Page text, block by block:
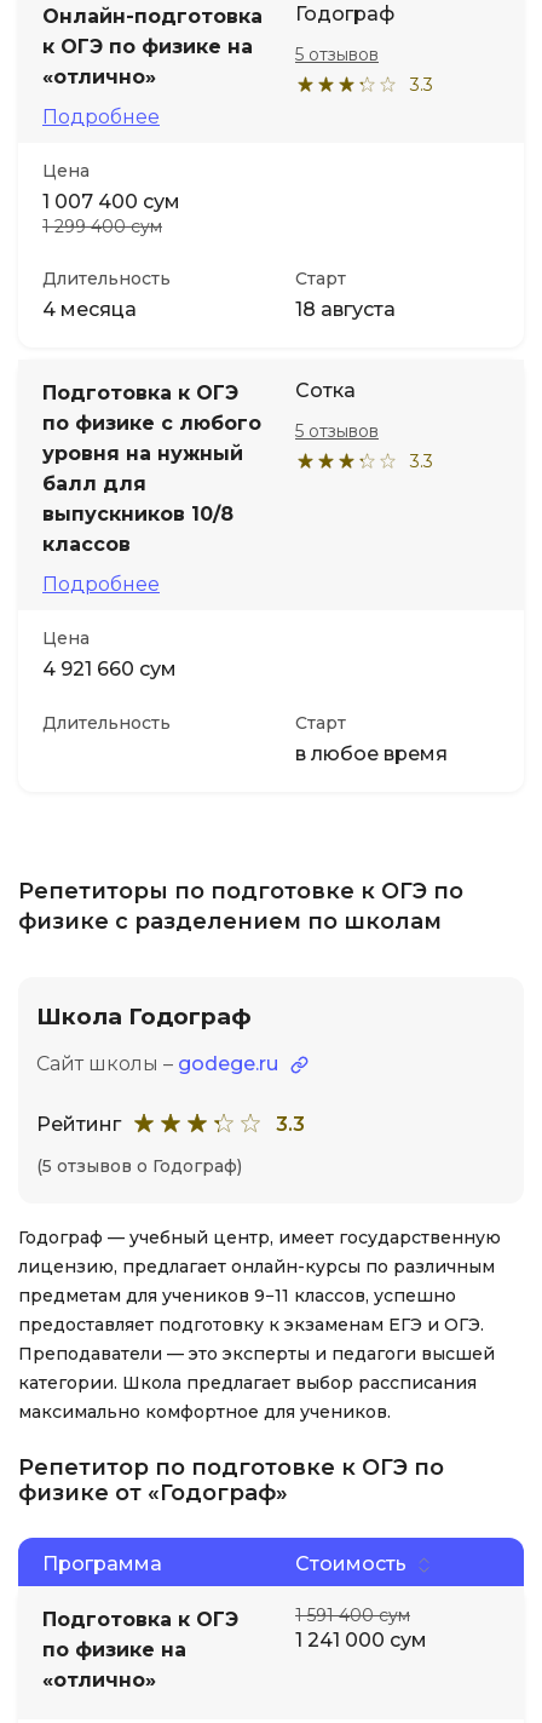
Онлайн-подготовка
к ОГЭ по физике на
«отлично»
Подробнее
Годограф
3.3
5 отзывов
Цена
1 007 400 сум
1 299 400 сум
Длительность
4 месяца
Старт
18 августа
Подготовка к ОГЭ
по физике с любого
уровня на нужный
балл для
выпускников 10/8
классов
Подробнее
Сотка
3.3
5 отзывов
Цена
4 921 660 сум
Длительность Старт
в любое время
Репетиторы по подготовке к ОГЭ по
физике с разделением по школам
Школа Годограф
Сайт школы – godege.ru
Рейтинг 3.3
(5 отзывов о Годограф)
Годограф — учебный центр, имеет государственную
лицензию, предлагает онлайн-курсы по различным
предметам для учеников 9−11 классов, успешно
предоставляет подготовку к экзаменам ЕГЭ и ОГЭ.
Преподаватели — это эксперты и педагоги высшей
категории. Школа предлагает выбор рассписания
максимально комфортное для учеников.
Репетитор по подготовке к ОГЭ по
физике от «Годограф»
Программа Стоимость
Подготовка к ОГЭ
по физике на
«отлично»
1 591 400 сум
1 241 000 сум